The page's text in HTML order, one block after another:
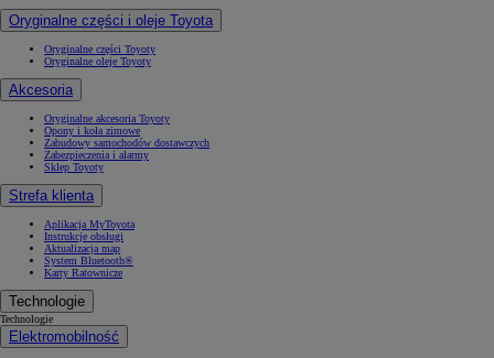
Oryginalne części i oleje Toyota
Oryginalne części Toyoty
Oryginalne oleje Toyoty
Akcesoria
Oryginalne akcesoria Toyoty
Opony i koła zimowe
Zabudowy samochodów dostawczych
Zabezpieczenia i alarmy
Sklep Toyoty
Strefa klienta
Aplikacja MyToyota
Instrukcje obsługi
Aktualizacja map
System Bluetooth®
Karty Ratownicze
Technologie
Technologie
Elektromobilność